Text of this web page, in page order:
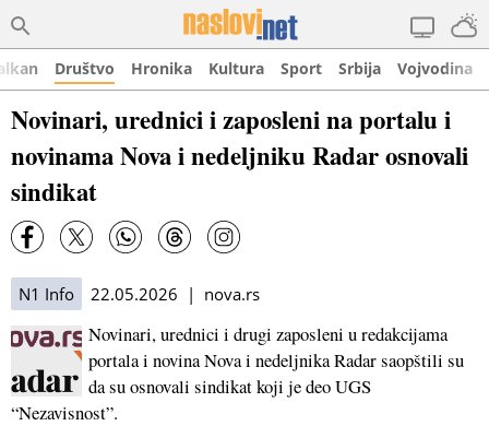
Društvo Hronika Kultura Sport Srbija Vojvodina
Novinari, urednici i zaposleni na portalu i
novinama Nova i nedeljniku Radar osnovali
sindikat
N1 Info 22.05.2026 | nova.rs
Novinari, urednici i drugi zaposleni u redakcijama
portala i novina Nova i nedeljnika Radar saopštili su
da su osnovali sindikat koji je deo UGS
“Nezavisnost”.